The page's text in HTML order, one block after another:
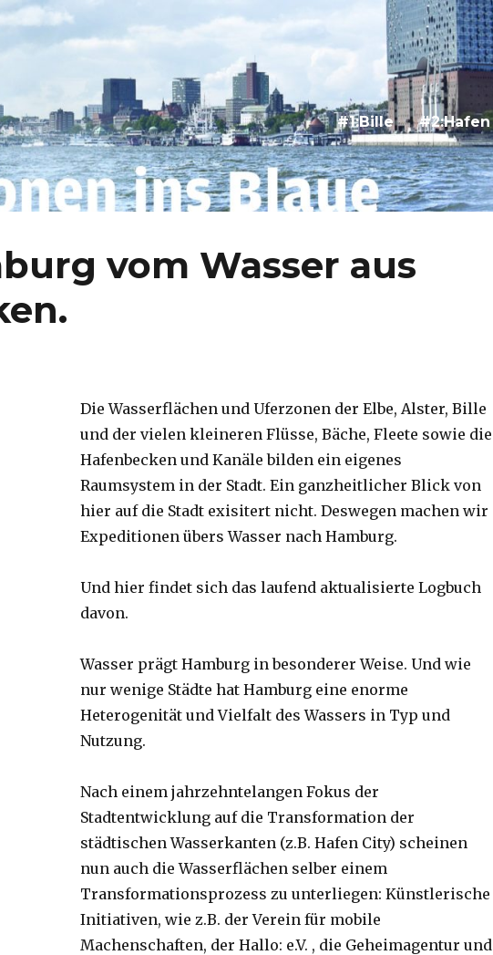
Blaue
#1:Bille #2:Hafen
vom Wasser aus
Die Wasserflächen und Uferzonen der Elbe, Alster, Bille
und der vielen kleineren Flüsse, Bäche, Fleete sowie die
Hafenbecken und Kanäle bilden ein eigenes
Raumsystem in der Stadt. Ein ganzheitlicher Blick von
hier auf die Stadt exisitert nicht. Deswegen machen wir
Expeditionen übers Wasser nach Hamburg.
Und hier findet sich das laufend aktualisierte Logbuch
davon.
Wasser prägt Hamburg in besonderer Weise. Und wie
nur wenige Städte hat Hamburg eine enorme
Heterogenität und Vielfalt des Wassers in Typ und
Nutzung.
Nach einem jahrzehntelangen Fokus der
Stadtentwicklung auf die Transformation der
städtischen Wasserkanten (z.B. Hafen City) scheinen
nun auch die Wasserflächen selber einem
Transformationsprozess zu unterliegen: Künstlerische
Initiativen, wie z.B. der Verein für mobile
Machenschaften, der Hallo: e.V. , die Geheimagentur und